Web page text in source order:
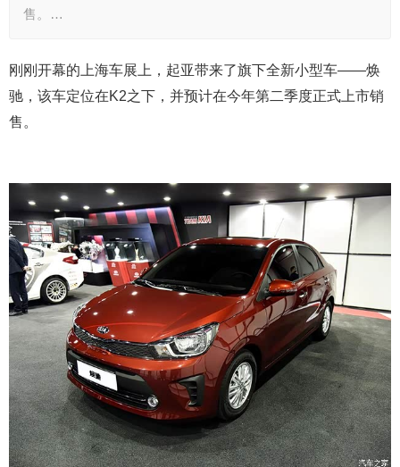
售。…
刚刚开幕的上海车展上，起亚带来了旗下全新小型车——焕
驰，该车定位在K2之下，并预计在今年第二季度正式上市销
售。